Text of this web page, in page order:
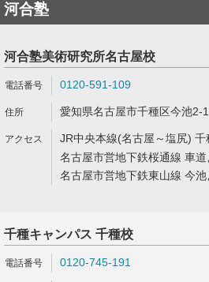
河合塾
河合塾美術研究所名古屋校
0120-591-109
愛知県名古屋市千種区今池2-
JR中央本線(名古屋～塩尻)
名古屋市営地下鉄桜通線 車
名古屋市営地下鉄東山線 今
千種キャンパス 千種校
0120-745-191